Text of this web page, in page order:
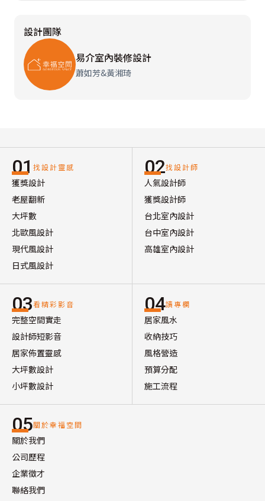
設計團隊
易介室內裝修設計
蕭如芳&黃湘琦
01 找設計靈感
獲獎設計
老屋翻新
大坪數
北歐風設計
現代風設計
日式風設計
02找設計師
人氣設計師
獲獎設計師
台北室內設計
台中室內設計
高雄室內設計
03看精彩影音
完整空間實走
設計師短影音
居家佈置靈感
大坪數設計
小坪數設計
04讀專欄
居家風水
收納技巧
風格營造
預算分配
施工流程
05關於幸福空間
關於我們
公司歷程
企業徵才
聯絡我們